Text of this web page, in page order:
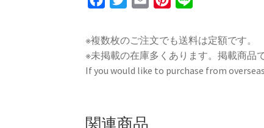
c
e
b
k
t
t
a
i
l
n
t
e
n
e
※複数枚のご注文でも送料は定額です。
※未掲載の在庫多くあります。掲載商品
If you would like to purchase from
関連商品